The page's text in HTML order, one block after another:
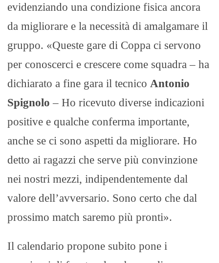
evidenziando una condizione fisica ancora
da migliorare e la necessità di amalgamare il
gruppo. «Queste gare di Coppa ci servono
per conoscerci e crescere come squadra – ha
dichiarato a fine gara il tecnico Antonio
Spignolo – Ho ricevuto diverse indicazioni
positive e qualche conferma importante,
anche se ci sono aspetti da migliorare. Ho
detto ai ragazzi che serve più convinzione
nei nostri mezzi, indipendentemente dal
valore dell’avversario. Sono certo che dal
prossimo match saremo più pronti».
Il calendario propone subito pone i